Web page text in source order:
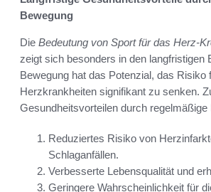
Bewegung
Die Bedeutung von Sport für das Herz-
zeigt sich besonders in den langfristigen
Bewegung hat das Potenzial, das Risiko
Herzkrankheiten signifikant zu senken.
Gesundheitsvorteilen durch regelmäßige
Reduziertes Risiko von
Schlaganfällen.
Verbesserte Lebensqualität und
Geringere Wahrscheinlichkeit für